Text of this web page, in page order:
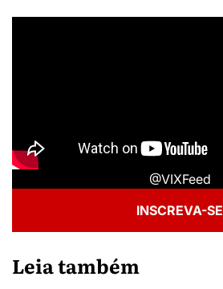
@VIXFeed
INSCREVA-SE
Leia também